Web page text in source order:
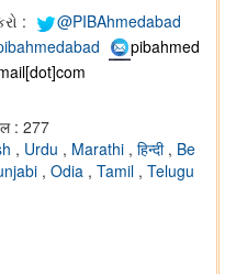
:
@PIBAhmedabad
pibahmed
: 277
, Urdu , Marathi , हिन्दी , Be
, Odia , Tamil , Telugu